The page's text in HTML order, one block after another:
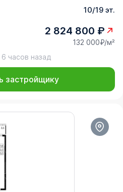
10/19 эт.
2 824 800 ₽
132 000₽/м²
часов назад
застройщику